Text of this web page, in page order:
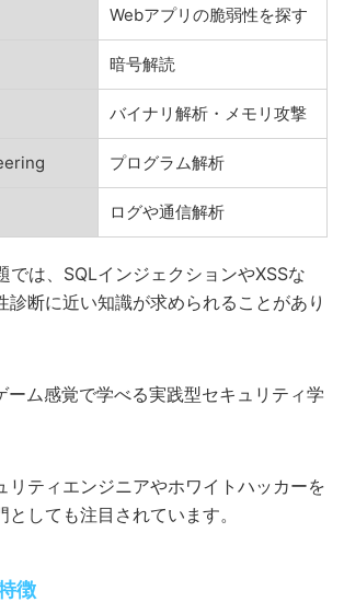
Webアプリの脆弱性を探す
暗号解読
バイナリ解析・メモリ攻撃
プログラム解析
ログや通信解析
では、SQLインジェクションやXSSな
診断に近い知識が求められることがあり
ーム感覚で学べる実践型セキュリティ学
リティエンジニアやホワイトハッカーを
としても注目されています。
徴